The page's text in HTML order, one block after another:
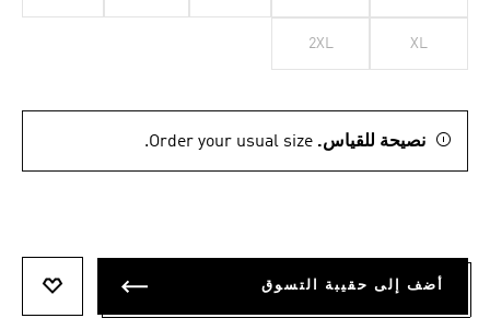
XL
2XL
نصيحة للقياس. Order your usual size.
أضف إلى حقيبة التسوق